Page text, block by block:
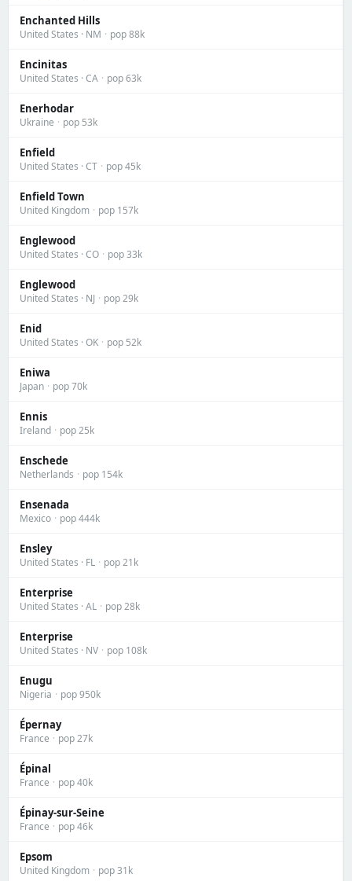
Enchanted Hills
United States · NM · pop 88k
Encinitas
United States · CA · pop 63k
Enerhodar
Ukraine · pop 53k
Enfield
United States · CT · pop 45k
Enfield Town
United Kingdom · pop 157k
Englewood
United States · CO · pop 33k
Englewood
United States · NJ · pop 29k
Enid
United States · OK · pop 52k
Eniwa
Japan · pop 70k
Ennis
Ireland · pop 25k
Enschede
Netherlands · pop 154k
Ensenada
Mexico · pop 444k
Ensley
United States · FL · pop 21k
Enterprise
United States · AL · pop 28k
Enterprise
United States · NV · pop 108k
Enugu
Nigeria · pop 950k
Épernay
France · pop 27k
Épinal
France · pop 40k
Épinay-sur-Seine
France · pop 46k
Epsom
United Kingdom · pop 31k